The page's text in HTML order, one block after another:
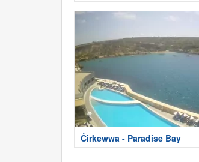
Ċirkewwa - Paradise Bay